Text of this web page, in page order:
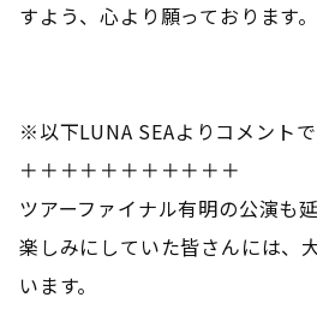
すよう、心より願っております。
※以下LUNA SEAよりコメントで
＋＋＋＋＋＋＋＋＋＋＋
ツアーファイナル有明の公演も
楽しみにしていた皆さんには、
います。